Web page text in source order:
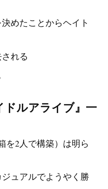
めたことからヘイト
れる
ドルアライブ』一
を2人で構築）は明ら
ュアルでようやく勝